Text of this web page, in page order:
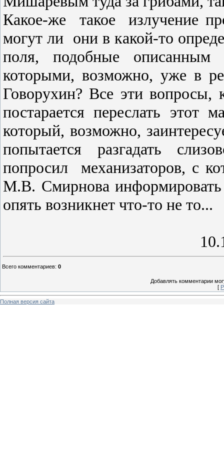
Какое-же
такое
излучение
могут ли они в какой-то
поля, подобные описанным
которыми, возможно, уже в
Говорухин? Все эти вопросы,
постарается переслать
который, возможно,
попытается разгадать
попросил
механизаторов, с
М.В. Смирнова информировать
опять возникнет что-то не то...
Всего комментариев: 0
Добавлять комментарии
[
Полная версия сайта